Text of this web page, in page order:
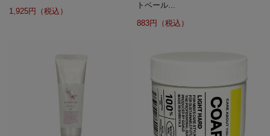
1,925円（税込）
トベール...
883円（税込）